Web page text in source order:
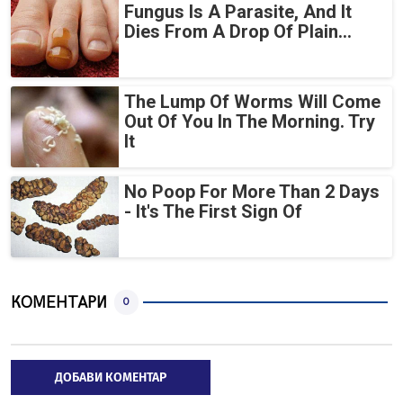
Fungus Is A Parasite, And It
Dies From A Drop Of Plain...
The Lump Of Worms Will Come
Out Of You In The Morning. Try
It
No Poop For More Than 2 Days
- It's The First Sign Of
КОМЕНТАРИ 0
ДОБАВИ КОМЕНТАР